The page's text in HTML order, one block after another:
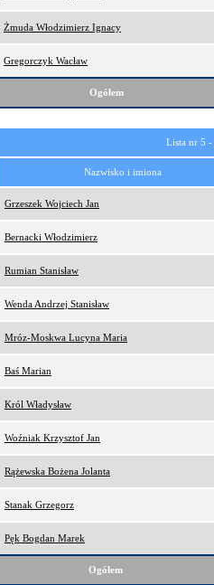
Żmuda Włodzimierz Ignacy
Gregorczyk Wacław
Ogółem
Lista nr 5 -
Nazwisko i imiona
Grzeszek Wojciech Jan
Bernacki Włodzimierz
Rumian Stanisław
Wenda Andrzej Stanisław
Mróz-Moskwa Lucyna Maria
Baś Marian
Król Władysław
Woźniak Krzysztof Jan
Rążewska Bożena Jolanta
Stanak Grzegorz
Pęk Bogdan Marek
Ogółem